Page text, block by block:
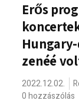
Erős
zenéé
2022.12.02.
0 hozzászólás